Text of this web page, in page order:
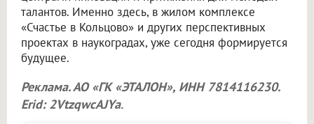
талантов. Именно здесь, в жилом комплексе
«Счастье в Кольцово» и других перспективных
проектах в наукоградах, уже сегодня формируется
будущее.
Реклама. АО «ГК «ЭТАЛОН», ИНН 7814116230.
Erid: 2VtzqwcAJYa.